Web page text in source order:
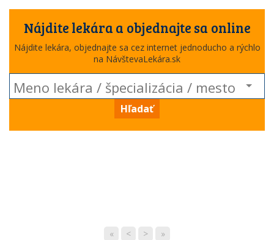
Nájdite lekára a objednajte sa online
Nájdite lekára, objednajte sa cez internet jednoducho a rýchlo
na NávštevaLekára.sk
Hľadať
« < > »